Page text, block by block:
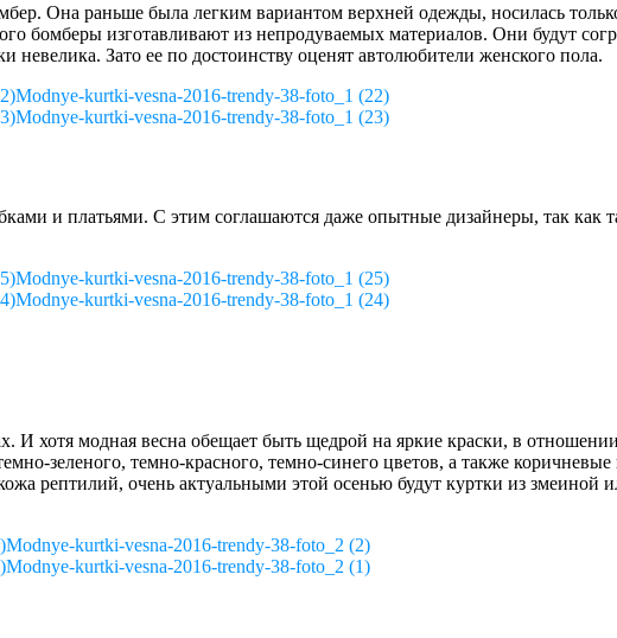
Она раньше была легким вариантом верхней одежды, носилась
бомберы изготавливают из непродуваемых материалов. Они будут
невелика. Зато ее по достоинству оценят автолюбители женского пола.
Modnye-kurtki-vesna-2016-trendy-38-foto_1 (22)
Modnye-kurtki-vesna-2016-trendy-38-foto_1 (23)
и платьями. С этим соглашаются даже опытные дизайнеры, так как
Modnye-kurtki-vesna-2016-trendy-38-foto_1 (25)
Modnye-kurtki-vesna-2016-trendy-38-foto_1 (24)
И хотя модная весна обещает быть щедрой на яркие краски, в
зеленого, темно-красного, темно-синего цветов, а также
рептилий, очень актуальными этой осенью будут куртки из
Modnye-kurtki-vesna-2016-trendy-38-foto_2 (2)
Modnye-kurtki-vesna-2016-trendy-38-foto_2 (1)